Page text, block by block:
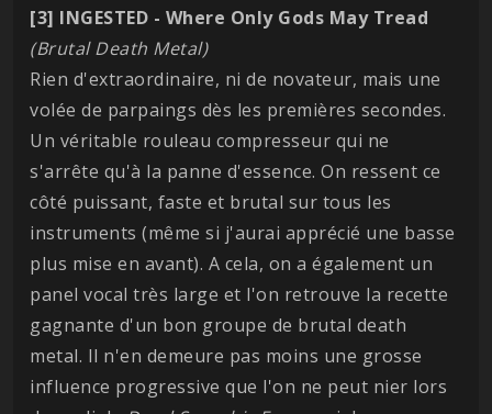
[3] INGESTED - Where Only Gods May Tread
(Brutal Death Metal)
Rien d'extraordinaire, ni de novateur, mais une
volée de parpaings dès les premières secondes.
Un véritable rouleau compresseur qui ne
s'arrête qu'à la panne d'essence. On ressent ce
côté puissant, faste et brutal sur tous les
instruments (même si j'aurai apprécié une basse
plus mise en avant). A cela, on a également un
panel vocal très large et l'on retrouve la recette
gagnante d'un bon groupe de brutal death
metal. Il n'en demeure pas moins une grosse
influence progressive que l'on ne peut nier lors